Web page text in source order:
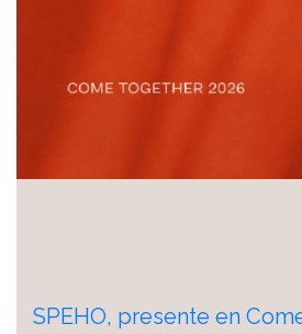
SPEHO, presente en